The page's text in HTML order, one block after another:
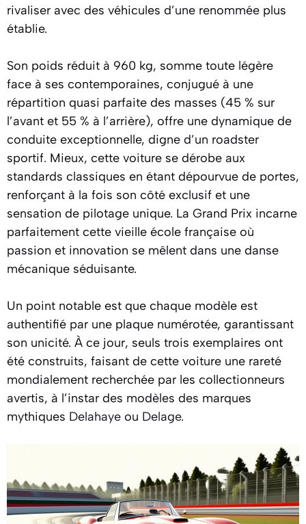
rivaliser avec des véhicules d’une renommée plus
établie.
Son poids réduit à 960 kg, somme toute légère
face à ses contemporaines, conjugué à une
répartition quasi parfaite des masses (45 % sur
l’avant et 55 % à l’arrière), offre une dynamique de
conduite exceptionnelle, digne d’un roadster
sportif. Mieux, cette voiture se dérobe aux
standards classiques en étant dépourvue de portes,
renforçant à la fois son côté exclusif et une
sensation de pilotage unique. La Grand Prix incarne
parfaitement cette vieille école française où
passion et innovation se mêlent dans une danse
mécanique séduisante.
Un point notable est que chaque modèle est
authentifié par une plaque numérotée, garantissant
son unicité. À ce jour, seuls trois exemplaires ont
été construits, faisant de cette voiture une rareté
mondialement recherchée par les collectionneurs
avertis, à l’instar des modèles des marques
mythiques Delahaye ou Delage.